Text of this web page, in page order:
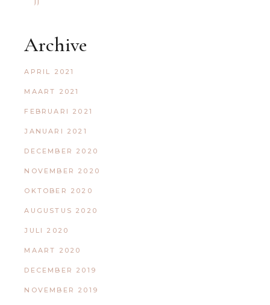
Archive
APRIL 2021
MAART 2021
FEBRUARI 2021
JANUARI 2021
DECEMBER 2020
NOVEMBER 2020
OKTOBER 2020
AUGUSTUS 2020
JULI 2020
MAART 2020
DECEMBER 2019
NOVEMBER 2019